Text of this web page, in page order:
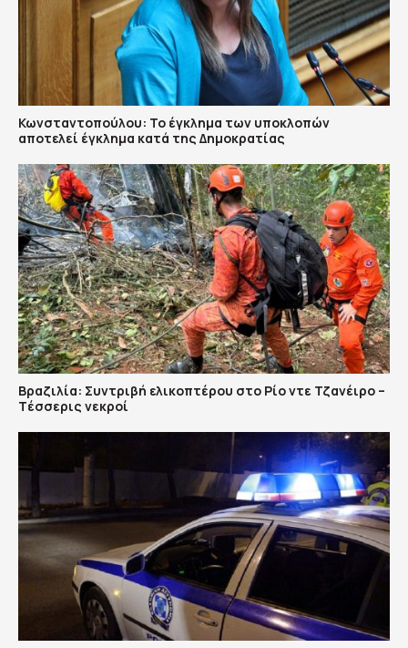
Κωνσταντοπούλου: Το έγκλημα των υποκλοπών
αποτελεί έγκλημα κατά της Δημοκρατίας
Βραζιλία: Συντριβή ελικοπτέρου στο Ρίο ντε Τζανέιρο –
Tέσσερις νεκροί